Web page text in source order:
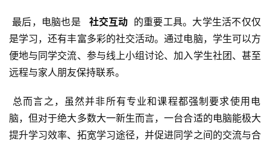
最后，电脑也是
  社交互动
的重要工具。大学生活不仅仅
是学习，还有丰富多彩的社交活动。通过电脑，学生可以方
便地与同学交流、参与线上小组讨论、加入学生社团、甚至
远程与家人朋友保持联系。
脑，但对于绝大多数大一新生而言，一台合适的电脑能极大
提升学习效率、拓宽学习途径，并促进同学之间的交流与合